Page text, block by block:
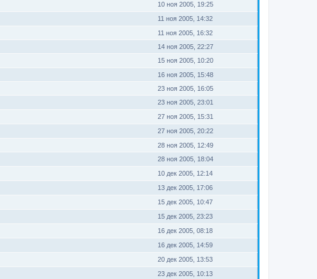
10 ноя 2005, 19:25
11 ноя 2005, 14:32
11 ноя 2005, 16:32
14 ноя 2005, 22:27
15 ноя 2005, 10:20
16 ноя 2005, 15:48
23 ноя 2005, 16:05
23 ноя 2005, 23:01
27 ноя 2005, 15:31
27 ноя 2005, 20:22
28 ноя 2005, 12:49
28 ноя 2005, 18:04
10 дек 2005, 12:14
13 дек 2005, 17:06
15 дек 2005, 10:47
15 дек 2005, 23:23
16 дек 2005, 08:18
16 дек 2005, 14:59
20 дек 2005, 13:53
23 дек 2005, 10:13